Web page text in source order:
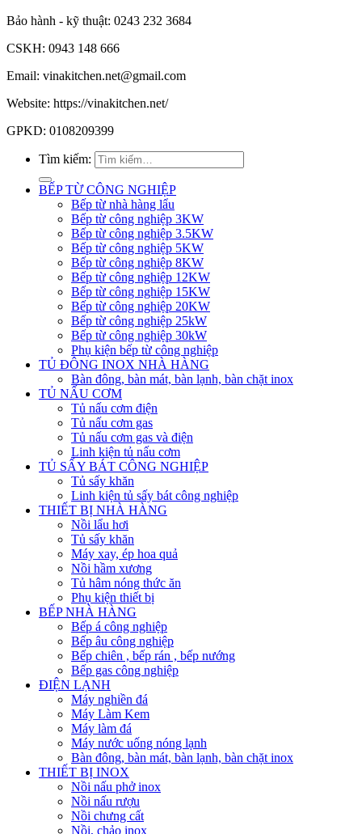
Bảo hành - kỹ thuật: 0243 232 3684
CSKH: 0943 148 666
Email: vinakitchen.net@gmail.com
Website: https://vinakitchen.net/
GPKD: 0108209399
Tìm kiếm:
BẾP TỪ CÔNG NGHIỆP
Bếp từ nhà hàng lẩu
Bếp từ công nghiệp 3KW
Bếp từ công nghiệp 3.5KW
Bếp từ công nghiệp 5KW
Bếp từ công nghiệp 8KW
Bếp từ công nghiệp 12KW
Bếp từ công nghiệp 15KW
Bếp từ công nghiệp 20KW
Bếp từ công nghiệp 25kW
Bếp từ công nghiệp 30kW
Phụ kiện bếp từ công nghiệp
TỦ ĐÔNG INOX NHÀ HÀNG
Bàn đông, bàn mát, bàn lạnh, bàn chặt inox
TỦ NẤU CƠM
Tủ nấu cơm điện
Tủ nấu cơm gas
Tủ nấu cơm gas và điện
Linh kiện tủ nấu cơm
TỦ SẤY BÁT CÔNG NGHIỆP
Tủ sấy khăn
Linh kiện tủ sấy bát công nghiệp
THIẾT BỊ NHÀ HÀNG
Nồi lẩu hơi
Tủ sấy khăn
Máy xay, ép hoa quả
Nồi hầm xương
Tủ hâm nóng thức ăn
Phụ kiện thiết bị
BẾP NHÀ HÀNG
Bếp á công nghiệp
Bếp âu công nghiệp
Bếp chiên , bếp rán , bếp nướng
Bếp gas công nghiệp
ĐIỆN LẠNH
Máy nghiền đá
Máy Làm Kem
Máy làm đá
Máy nước uống nóng lạnh
Bàn đông, bàn mát, bàn lạnh, bàn chặt inox
THIẾT BỊ INOX
Nồi nấu phở inox
Nồi nấu rượu
Nồi chưng cất
Nồi, chảo inox